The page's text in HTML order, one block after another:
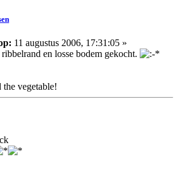
11 augustus 2006, 17:31:05 »
en losse bodem gekocht.
the vegetable!